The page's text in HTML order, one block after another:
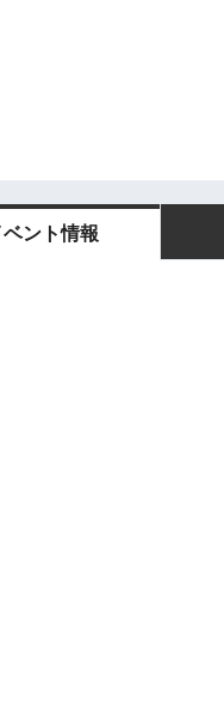
ベント情報